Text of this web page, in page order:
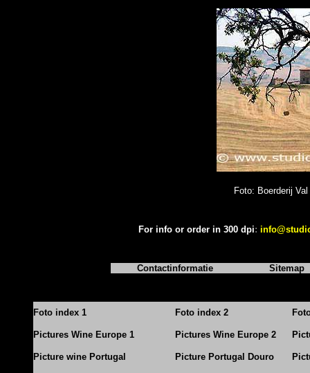
Foto: Boerderij
For info or order in 300 dpi:
Contactinformatie Sitemap
Foto index 1 Foto index 2
Pictures Wine Europe 1 Pictures Wine Europe 2
Picture wine Portugal Picture Portugal Douro